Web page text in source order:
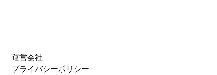
運営会社
プライバシーポリシー